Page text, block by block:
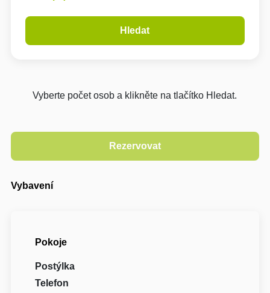
Hledat
Vyberte počet osob a klikněte na tlačítko Hledat.
Vybavení
Pokoje
Postýlka
Telefon